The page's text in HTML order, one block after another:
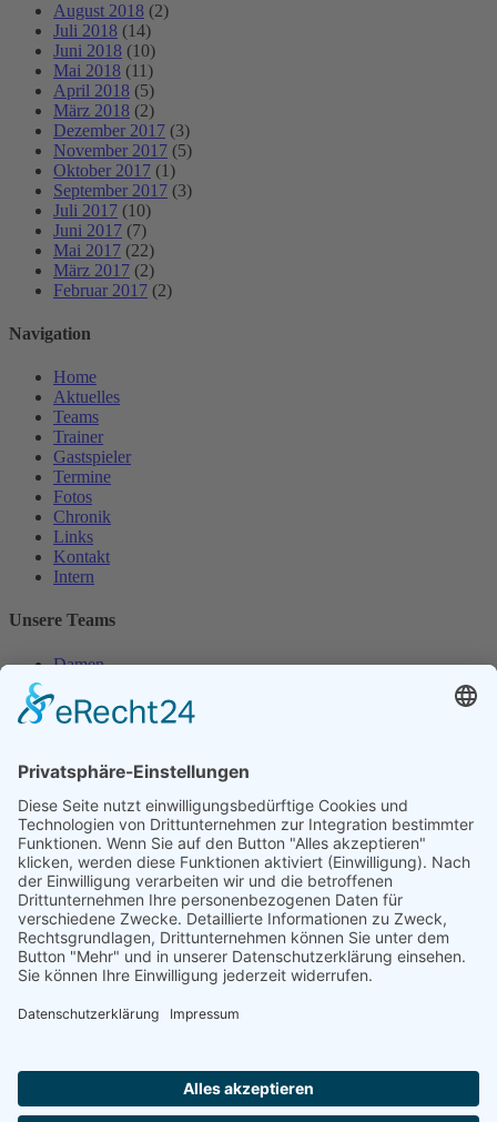
August 2018 (2)
Juli 2018 (14)
Juni 2018 (10)
Mai 2018 (11)
April 2018 (5)
März 2018 (2)
Dezember 2017 (3)
November 2017 (5)
Oktober 2017 (1)
September 2017 (3)
Juli 2017 (10)
Juni 2017 (7)
Mai 2017 (22)
März 2017 (2)
Februar 2017 (2)
Navigation
Home
Aktuelles
Teams
Trainer
Gastspieler
Termine
Fotos
Chronik
Links
Kontakt
Intern
Unsere Teams
Damen
Herren
Herren 30
Unsere Jugend
Midcourt
Bambini
Juniorinnen 18
Knaben 15
Follow us
Facebook
RSS
Formulare